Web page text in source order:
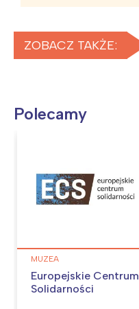
ZOBACZ TAKŻE:
Polecamy
MUZEA
Europejskie Centrum
Solidarności